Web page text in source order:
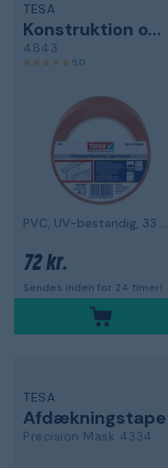
TESA
Konstruktion og beskyttelsestape
4843
5,0
PVC, UV-bestandig, 33 m x 50 mm, orange
72 kr.
Sendes inden for 24 timer!
TESA
Afdækningstape
Precision Mask 4334